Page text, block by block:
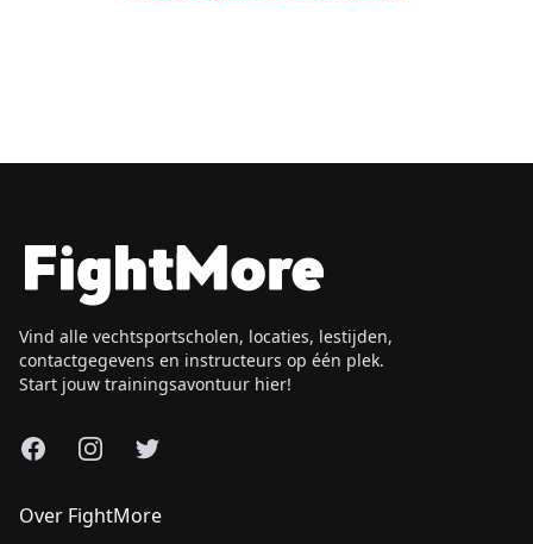
Vind alle vechtsportscholen, locaties, lestijden,
contactgegevens en instructeurs op één plek.
Start jouw trainingsavontuur hier!
FacebookInstagram
X
Over FightMore